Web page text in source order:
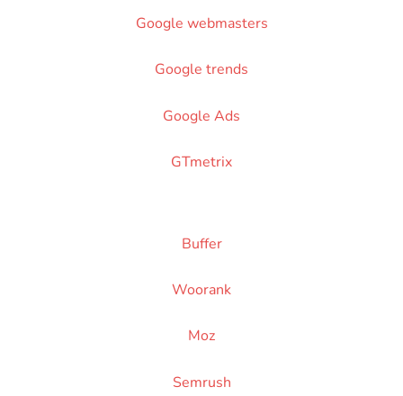
Google webmasters
Google trends
Google Ads
GTmetrix
Buffer
Woorank
Moz
Semrush